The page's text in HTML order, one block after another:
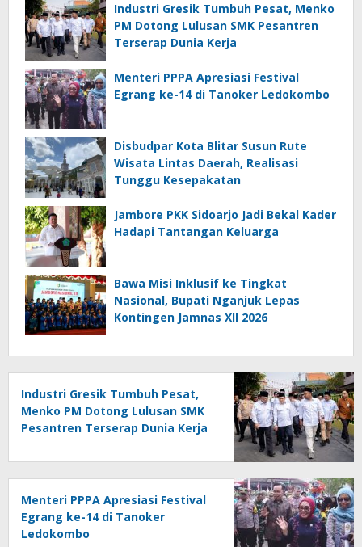
Industri Gresik Tumbuh Pesat, Menko
PM Dotong Lulusan SMK Pesantren
Terserap Dunia Kerja
Menteri PPPA Apresiasi Festival
Egrang ke-14 di Tanoker Ledokombo
Disbudpar Kota Blitar Susun Rute
Wisata Lintas Daerah, Realisasi
Tunggu Kesepakatan
Jambore PKK Sidoarjo Jadi Bekal Kader
Hadapi Tantangan Keluarga
Bawa Misi Inklusif ke Tingkat
Nasional, Bupati Nganjuk Lepas
Kontingen Jamnas XII 2026
Industri Gresik Tumbuh Pesat,
Menko PM Dotong Lulusan SMK
Pesantren Terserap Dunia Kerja
Menteri PPPA Apresiasi Festival
Egrang ke-14 di Tanoker
Ledokombo